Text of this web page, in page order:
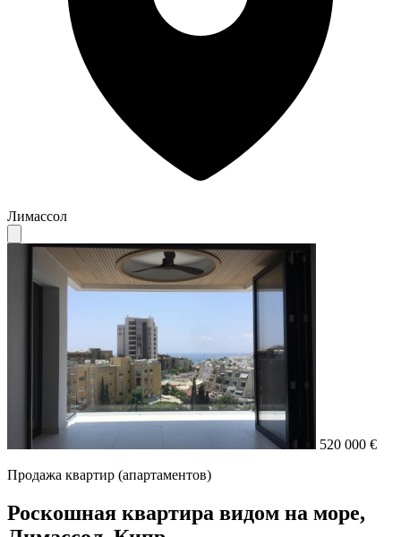
Лимассол
520 000 €
Продажа квартир (апартаментов)
Роскошная квартира видом на море,